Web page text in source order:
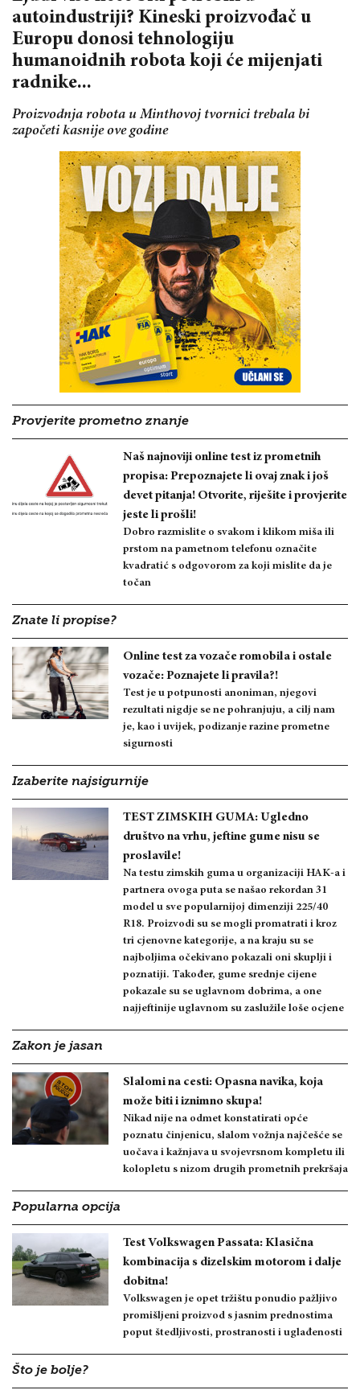
autoindustriji? Kineski proizvođač u
Europu donosi tehnologiju
humanoidnih robota koji će mijenjati
radnike...
Proizvodnja robota u Minthovoj tvornici trebala bi
započeti kasnije ove godine
Provjerite prometno znanje
Naš najnoviji online test iz prometnih
propisa: Prepoznajete li ovaj znak i još
devet pitanja! Otvorite, riješite i provjerite
jeste li prošli!
Dobro razmislite o svakom i klikom miša ili
prstom na pametnom telefonu označite
kvadratić s odgovorom za koji mislite da je
točan
Znate li propise?
Online test za vozače romobila i ostale
vozače: Poznajete li pravila?!
Test je u potpunosti anoniman, njegovi
rezultati nigdje se ne pohranjuju, a cilj nam
je, kao i uvijek, podizanje razine prometne
sigurnosti
Izaberite najsigurnije
TEST ZIMSKIH GUMA: Ugledno
društvo na vrhu, jeftine gume nisu se
proslavile!
Na testu zimskih guma u organizaciji HAK-a i
partnera ovoga puta se našao rekordan 31
model u sve popularnijoj dimenziji 225/40
R18. Proizvodi su se mogli promatrati i kroz
tri cjenovne kategorije, a na kraju su se
najboljima očekivano pokazali oni skuplji i
poznatiji. Također, gume srednje cijene
pokazale su se uglavnom dobrima, a one
najjeftinije uglavnom su zaslužile loše ocjene
Zakon je jasan
Slalomi na cesti: Opasna navika, koja
može biti i iznimno skupa!
Nikad nije na odmet konstatirati opće
poznatu činjenicu, slalom vožnja najčešće se
uočava i kažnjava u svojevrsnom kompletu ili
kolopletu s nizom drugih prometnih prekršaja
Popularna opcija
Test Volkswagen Passata: Klasična
kombinacija s dizelskim motorom i dalje
dobitna!
Volkswagen je opet tržištu ponudio pažljivo
promišljeni proizvod s jasnim prednostima
poput štedljivosti, prostranosti i uglađenosti
Što je bolje?